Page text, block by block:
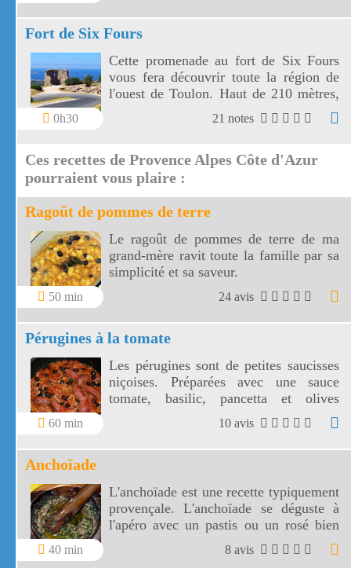
Fort de Six Fours
0h30
Cette promenade au fort de Six Fours
vous fera découvrir toute la région de
l'ouest de Toulon. Haut de 210 mètres,
le fort de Six Fours vous offre un vaste
panorama vers une côte découpée, des
de Marseille.
21 notes
Ces recettes de Provence Alpes Côte d'Azur
pourraient vous plaire :
Ragoût de pommes de terre
50 min
Le ragoût de pommes de terre de ma
grand-mère ravit toute la famille par sa
simplicité et sa saveur.
24 avis
Pérugines à la tomate
60 min
Les pérugines sont de petites saucisses
niçoises. Préparées avec une sauce
tomate, basilic, pancetta et olives
niçoises, vos pérugines vont
accompagner divinement vos pâtes
fraîches!
10 avis
Anchoïade
40 min
L'anchoïade est une recette typiquement
provençale. L'anchoïade se déguste à
l'apéro avec un pastis ou un rosé bien
8 avis